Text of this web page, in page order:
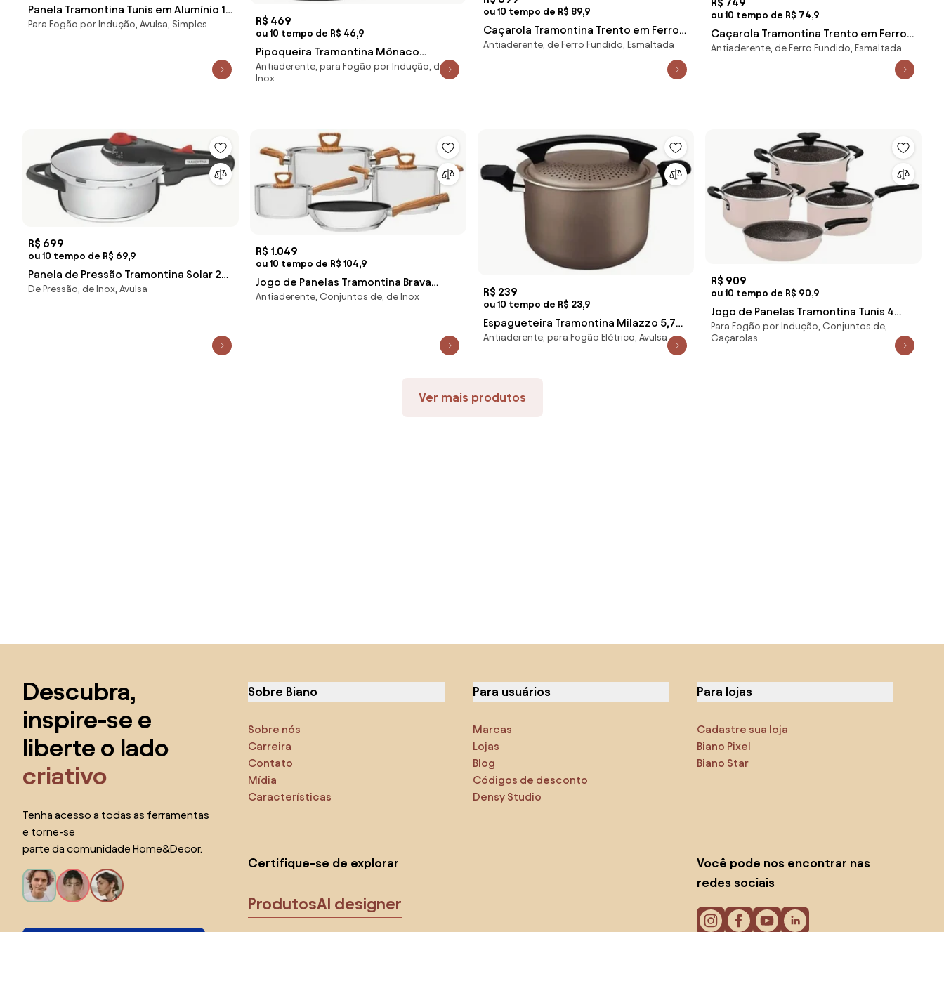
Panela Tramontina Tunis em Alumínio 16
cm 1,35 L Cerâmico Rosa Trufado
Para Fogão por Indução, Avulsa, Simples R$ 469
ou 10 tempo de R$ 46,9
Pipoqueira Tramontina Mônaco
Alumínio Indução Starflon 22 cm 5,4
Litros Preto
Antiaderente, para Fogão por Indução, de
Inox
ou 10 tempo de R$ 89,9
Caçarola Tramontina Trento em Ferro
Esmaltado Antiaderente Starflon
Antiaderente, de Ferro Fundido, Esmaltada
R$ 749
ou 10 tempo de R$ 74,9
Caçarola Tramontina Trento em Ferro
Esmaltado Antiaderente Starflon
Antiaderente, de Ferro Fundido, Esmaltada
R$ 699
ou 10 tempo de R$ 69,9
Panela de Pressão Tramontina Solar 22
cm 3 Litros em Aço Inox com 5
De Pressão, de Inox, Avulsa
R$ 1.049
ou 10 tempo de R$ 104,9
Jogo de Panelas Tramontina Brava
Antiaderente 4 Peças em Aço Inox
Antiaderente, Conjuntos de, de Inox R$ 239
ou 10 tempo de R$ 23,9
Espagueteira Tramontina Milazzo 5,7
Litros 22 cm em Alumínio Starflon Max
Antiaderente, para Fogão Elétrico, Avulsa
R$ 909
ou 10 tempo de R$ 90,9
Jogo de Panelas Tramontina Tunis 4
Peças em Alumínio com Revestimento
Cerâmico Rosa Trufado
Para Fogão por Indução, Conjuntos de,
Caçarolas
Ver mais produtos
Descubra,
inspire-se e
liberte o lado
criativo
Tenha acesso a todas as ferramentas
e torne-se
parte da comunidade Home&Decor.
Sobre Biano
Sobre nós
Carreira
Contato
Mídia
Características
Para usuários
Marcas
Lojas
Blog
Códigos de desconto
Densy Studio
Para lojas
Cadastre sua loja
Biano Pixel
Biano Star
Certifique-se de explorar
ProdutosAI designer
Você pode nos encontrar nas
redes sociais